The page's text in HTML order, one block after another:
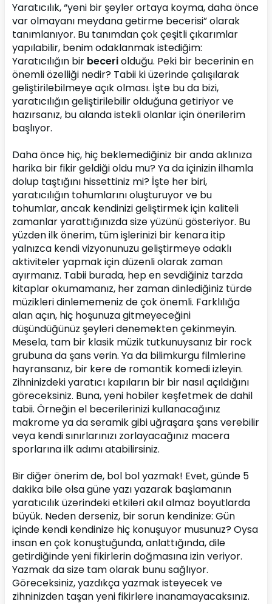
Yaratıcılık, “yeni bir şeyler ortaya koyma, daha önce
var olmayanı meydana getirme becerisi” olarak
tanımlanıyor. Bu tanımdan çok çeşitli çıkarımlar
yapılabilir, benim odaklanmak istediğim:
Yaratıcılığın bir beceri olduğu. Peki bir becerinin en
önemli özelliği nedir? Tabii ki üzerinde çalışılarak
geliştirilebilmeye açık olması. İşte bu da bizi,
yaratıcılığın geliştirilebilir olduğuna getiriyor ve
hazırsanız, bu alanda istekli olanlar için önerilerim
başlıyor.
Daha önce hiç, hiç beklemediğiniz bir anda aklınıza
harika bir fikir geldiği oldu mu? Ya da içinizin ilhamla
dolup taştığını hissettiniz mi? İşte her biri,
yaratıcılığın tohumlarını oluşturuyor ve bu
tohumlar, ancak kendinizi geliştirmek için kaliteli
zamanlar yarattığınızda size yüzünü gösteriyor. Bu
yüzden ilk önerim, tüm işlerinizi bir kenara itip
yalnızca kendi vizyonunuzu geliştirmeye odaklı
aktiviteler yapmak için düzenli olarak zaman
ayırmanız. Tabii burada, hep en sevdiğiniz tarzda
kitaplar okumamanız, her zaman dinlediğiniz türde
müzikleri dinlememeniz de çok önemli. Farklılığa
alan açın, hiç hoşunuza gitmeyeceğini
düşündüğünüz şeyleri denemekten çekinmeyin.
Mesela, tam bir klasik müzik tutkunuysanız bir rock
grubuna da şans verin. Ya da bilimkurgu filmlerine
hayransanız, bir kere de romantik komedi izleyin.
Zihninizdeki yaratıcı kapıların bir bir nasıl açıldığını
göreceksiniz. Buna, yeni hobiler keşfetmek de dahil
tabii. Örneğin el becerilerinizi kullanacağınız
makrome ya da seramik gibi uğraşara şans verebilir
veya kendi sınırlarınızı zorlayacağınız macera
sporlarına ilk adımı atabilirsiniz.
Bir diğer önerim de, bol bol yazmak! Evet, günde 5
dakika bile olsa güne yazı yazarak başlamanın
yaratıcılık üzerindeki etkileri akıl almaz boyutlarda
büyük. Neden derseniz, bir sorun kendinize: Gün
içinde kendi kendinize hiç konuşuyor musunuz? Oysa
insan en çok konuştuğunda, anlattığında, dile
getirdiğinde yeni fikirlerin doğmasına izin veriyor.
Yazmak da size tam olarak bunu sağlıyor.
Göreceksiniz, yazdıkça yazmak isteyecek ve
zihninizden taşan yeni fikirlere inanamayacaksınız.